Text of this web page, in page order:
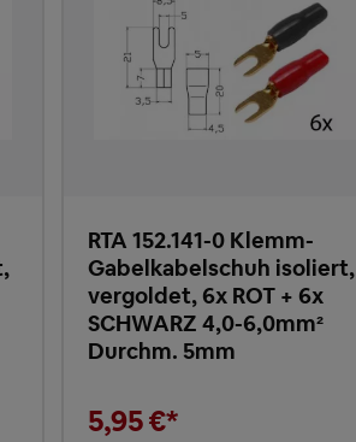
RTA 152.141-0 Klemm-
Gabelkabelschuh isoliert,
vergoldet, 6x ROT + 6x
SCHWARZ 4,0-6,0mm²
Durchm. 5mm
5,95 €*